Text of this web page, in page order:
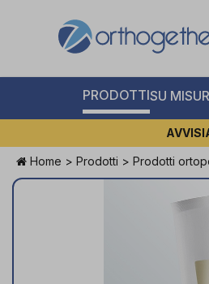
PRODOTTISU
Home > Prodotti > Prodotti